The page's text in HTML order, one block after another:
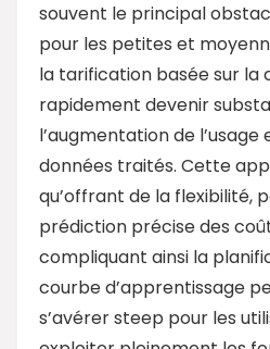
souvent le principal
pour les petites et
la tarification basée sur la
rapidement devenir
l’augmentation de
données traités. Cette
qu’offrant de la flexibilité,
prédiction précise des
compliquant ainsi la
courbe d’apprentissage
s’avérer steep pour les